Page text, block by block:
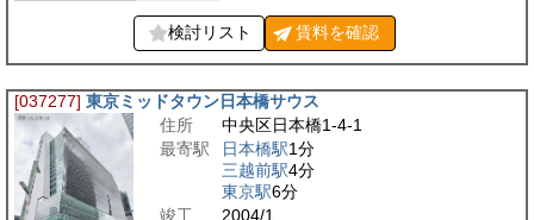
検討リスト 賃料を確認
[037277] 東京ミッドタウン日本橋サウス
住所
中央区日本橋1-4-1
最寄駅
日本橋駅1分
三越前駅4分
東京駅6分
竣工
2004/1